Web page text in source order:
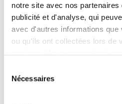
notre site avec nos
publicité et d'analyse, qui
avec d'autres informations que
ou qu'ils ont collectées lors de
Nécessaires